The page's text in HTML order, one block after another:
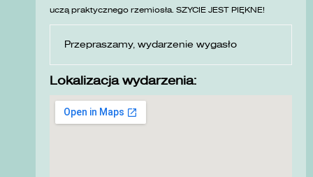
uczą praktycznego rzemiosła. SZYCIE JEST PIĘKNE!
Przepraszamy, wydarzenie wygasło
Lokalizacja wydarzenia: